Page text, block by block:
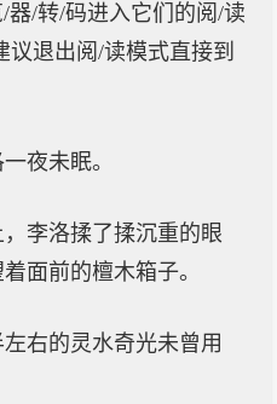
器/转/码进入它们的阅/读
退出阅/读模式直接到
夜未眠。
李洛揉了揉沉重的眼
面前的檀木箱子。
右的灵水奇光未曾用